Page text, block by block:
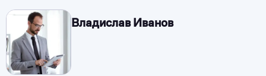
Владислав Иванов